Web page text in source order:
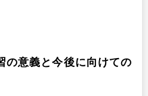
の意義と今後に向けての